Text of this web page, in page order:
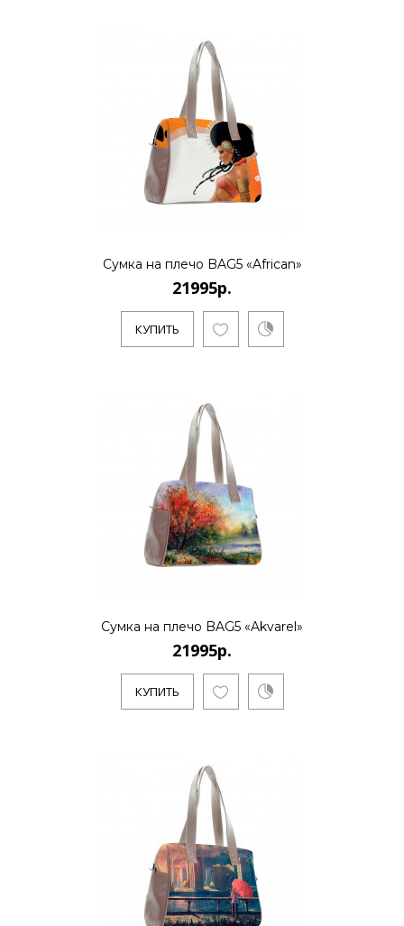
КУПИТЬ
21995р.
КУПИТЬ
21995р.
..
Сумка на плечо BAG5 «African»
21995р.
КУПИТЬ
Сумка на плечо BAG5 «Akvarel»
21995р.
КУПИТЬ